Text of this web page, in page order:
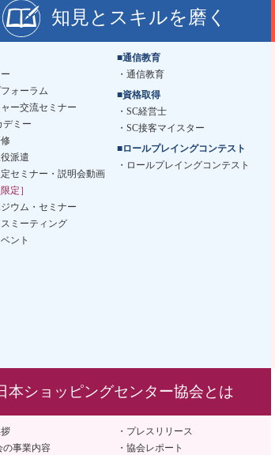
知見とスキルを磨く
フォーラム
ー交流セミナー
デミー
派遣
セミナー・説明会動画
定］
ウム・セミナー
ミーティング
ント
■通信教育
通信教育
■資格取得
SC経営士
SC接客マイスター
■ロールプレイングコンテスト
ロールプレイングコンテスト
本ショッピングセンター協会とは
の事業内容
プレスリリース
協会レポート